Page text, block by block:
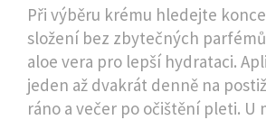
Při výběru krému hledejte
složení bez zbytečných
aloe vera pro lepší hydrataci.
jeden až dvakrát denně na
ráno a večer po očištění pleti. U